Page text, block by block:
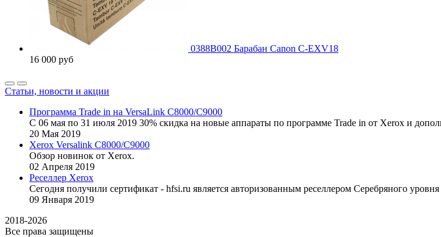
0388B002 Барабан Canon С-EXV18
16 000 руб
Статьи, новости и акции
Программа Trade in на VersaLink C8000/C9000
С 06 мая по 31 июля 2019 30% скидка на новые аппараты по программе Trade in от Xerox и
20 Мая 2019
Xerox Versalink C8000/C9000
Обзор новинок от Xerox.
02 Апреля 2019
Реселлер Xerox
Сегодня получили сертификат - hfsi.ru является авторизованным реселлером Серебряного
09 Января 2019
2018-2026
Все права защищены